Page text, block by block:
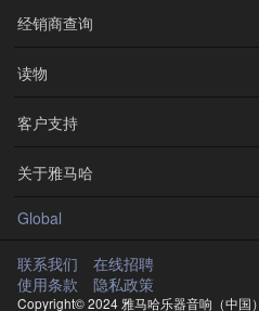
经销商查询
读物
客户支持
关于雅马哈
Global
联系我们
在线招聘
使用条款
隐私政策
Copyright© 2024 雅马哈乐器音响（中国